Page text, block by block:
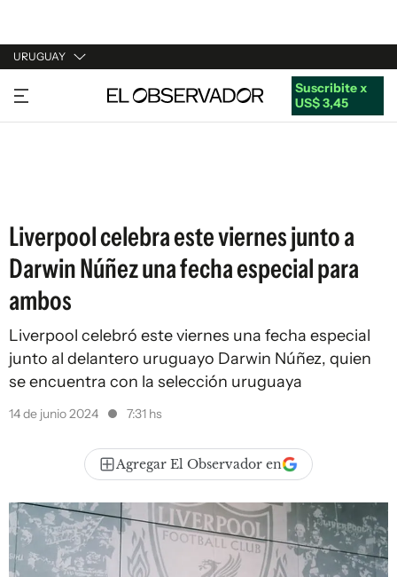
URUGUAY
URUGUAY
ARGENTINA
Suscribite x
US$ 3,45
Liverpool celebra este viernes junto a
Darwin Núñez una fecha especial para
ambos
Liverpool celebró este viernes una fecha especial
junto al delantero uruguayo Darwin Núñez, quien
se encuentra con la selección uruguaya
14 de junio 2024 7:31 hs
Agregar El Observador en